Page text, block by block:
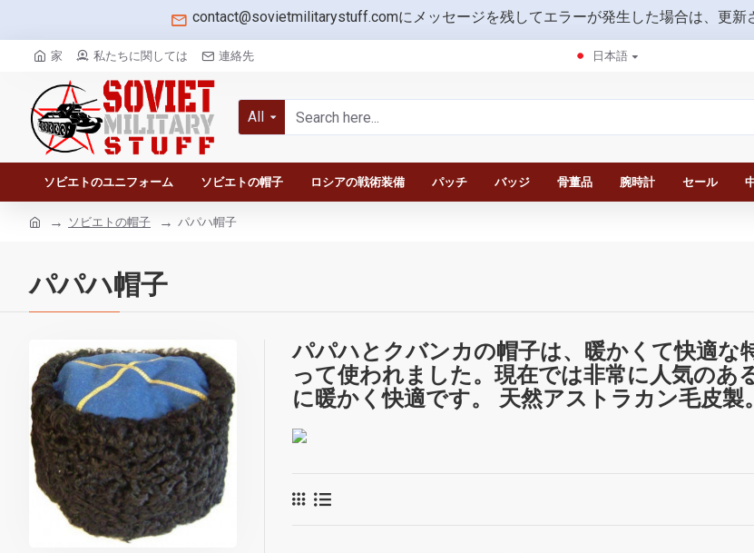
contact@sovietmilitarystuff.comにメッセージを残してエラーが発生した場合は、更新
家 私たちに関しては 連絡先 日本語
All
ソビエトのユニフォーム ソビエトの帽子 ロシアの戦術装備 パッチ バッジ 骨董品 腕時計 セール
ソビエトの帽子 パパハ帽子
パパハ帽子
パパハとクバンカの帽子は、暖かくて快適
って使われました。現在では非常に人気の
に暖かく快適です。 天然アストラカン毛皮製。